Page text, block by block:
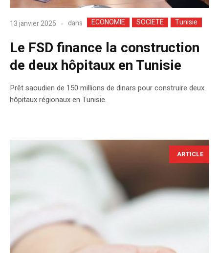
13 janvier 2025 dans ECONOMIE SOCIETE Tunisie
Le FSD finance la construction
de deux hôpitaux en Tunisie
Prêt saoudien de 150 millions de dinars pour construire deux
hôpitaux régionaux en Tunisie.
ARTICLE